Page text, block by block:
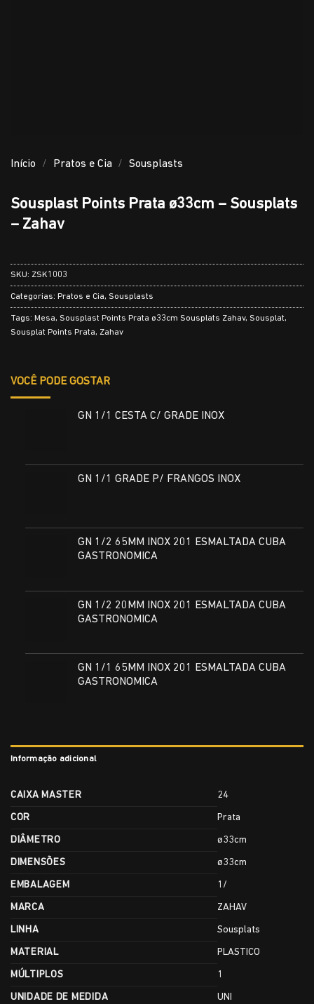
Início / Pratos e Cia / Sousplasts
Sousplast Points Prata ø33cm – Sousplats
– Zahav
SKU: ZSK1003
Categorias: Pratos e Cia, Sousplasts
Tags: Mesa, Sousplast Points Prata ø33cm Sousplats Zahav, Sousplat,
Sousplat Points Prata, Zahav
VOCÊ PODE GOSTAR
GN 1/1 CESTA C/ GRADE INOX
GN 1/1 GRADE P/ FRANGOS INOX
GN 1/2 65MM INOX 201 ESMALTADA CUBA
GASTRONOMICA
GN 1/2 20MM INOX 201 ESMALTADA CUBA
GASTRONOMICA
GN 1/1 65MM INOX 201 ESMALTADA CUBA
GASTRONOMICA
Informação adicional
CAIXA MASTER 24
COR Prata
DIÂMETRO ø33cm
DIMENSÕES ø33cm
EMBALAGEM 1/
MARCA ZAHAV
LINHA Sousplats
MATERIAL PLASTICO
MÚLTIPLOS 1
UNIDADE DE MEDIDA UNI